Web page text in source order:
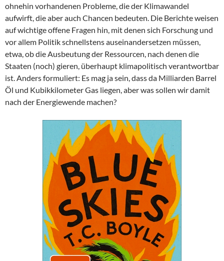
ohnehin vorhandenen Probleme, die der Klimawandel
aufwirft, die aber auch Chancen bedeuten. Die Berichte weisen
auf wichtige offene Fragen hin, mit denen sich Forschung und
vor allem Politik schnellstens auseinandersetzen müssen,
etwa, ob die Ausbeutung der Ressourcen, nach denen die
Staaten (noch) gieren, überhaupt klimapolitisch verantwortbar
ist. Anders formuliert: Es mag ja sein, dass da Milliarden Barrel
Öl und Kubikkilometer Gas liegen, aber was sollen wir damit
nach der Energiewende machen?